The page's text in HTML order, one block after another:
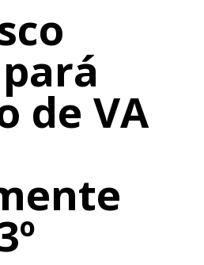
de VA